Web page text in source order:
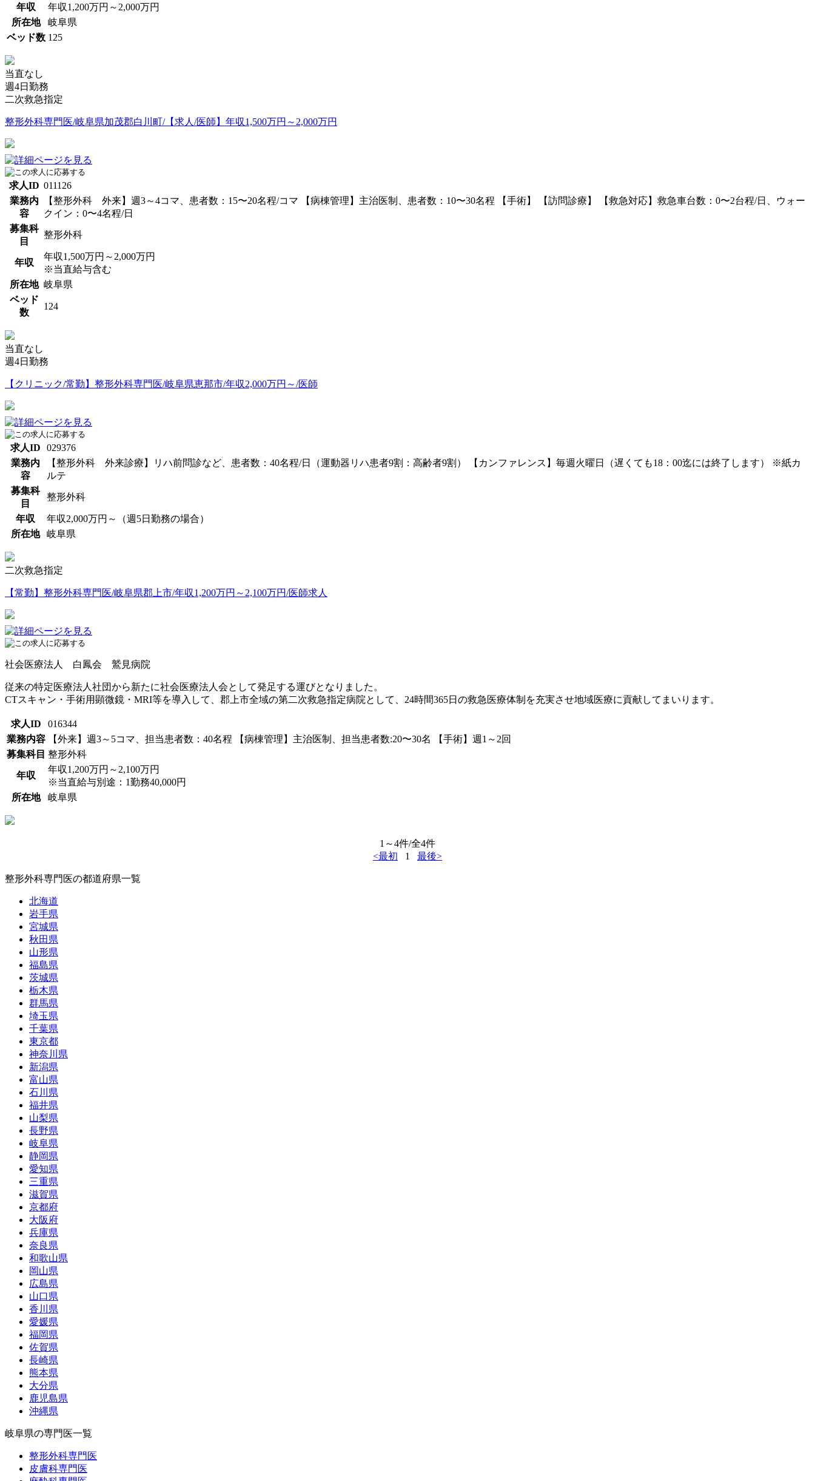
年収
年収1,200万円～2,000万円
所在地
岐阜県
ベッド数 125
当直なし
週4日勤務
二次救急指定
整形外科専門医/岐阜県加茂郡白川町/【求人/医師】年収1,500万円～2,000万円
求人ID 011126
業務内
容
【整形外科 外来】週3～4コマ、患者数：15〜20名程/コマ 【病棟管理】主治医制、患者数：10〜30名程 【手術】 【訪問診療】 【救急対応】救急車台数：0〜2台程/日、ウォー
クイン：0〜4名程/日
募集科
目
整形外科
年収
年収1,500万円～2,000万円
※当直給与含む
所在地 岐阜県
ベッド
数
124
当直なし
週4日勤務
【クリニック/常勤】整形外科専門医/岐阜県恵那市/年収2,000万円～/医師
求人ID
029376
業務内
容
【整形外科 外来診療】リハ前問診など、患者数：40名程/日（運動器リハ患者9割：高齢者9割） 【カンファレンス】毎週火曜日（遅くても18：00迄には終了します） ※紙カ
ルテ
募集科
目
整形外科
年収
年収2,000万円～（週5日勤務の場合）
所在地
岐阜県
二次救急指定
【常勤】整形外科専門医/岐阜県郡上市/年収1,200万円～2,100万円/医師求人
社会医療法人 白鳳会 鷲見病院
従来の特定医療法人社団から新たに社会医療法人会として発足する運びとなりました。
CTスキャン・手術用顕微鏡・MRI等を導入して、郡上市全域の第二次救急指定病院として、24時間365日の救急医療体制を充実させ地域医療に貢献してまいります。
求人ID
016344
業務内容
【外来】週3～5コマ、担当患者数：40名程 【病棟管理】主治医制、担当患者数:20〜30名 【手術】週1～2回
募集科目 整形外科
年収
年収1,200万円～2,100万円
※当直給与別途：1勤務40,000円
所在地
岐阜県
1～4件/全4件
<最初
1 最後>
整形外科専門医の都道府県一覧
北海道
岩手県
宮城県
秋田県
山形県
福島県
茨城県
栃木県
群馬県
埼玉県
千葉県
東京都
神奈川県
新潟県
富山県
石川県
福井県
山梨県
長野県
岐阜県
静岡県
愛知県
三重県
滋賀県
京都府
大阪府
兵庫県
奈良県
和歌山県
岡山県
広島県
山口県
香川県
愛媛県
福岡県
佐賀県
長崎県
熊本県
大分県
鹿児島県
沖縄県
岐阜県の専門医一覧
整形外科専門医
皮膚科専門医